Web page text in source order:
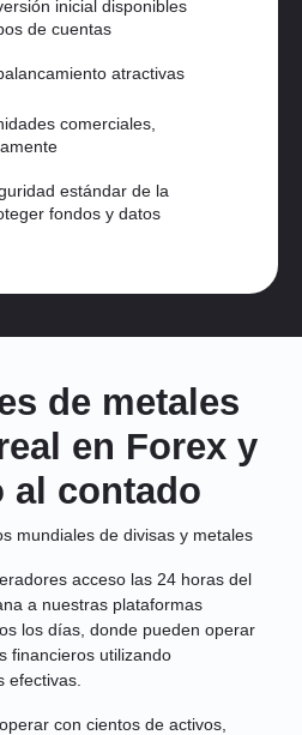
inicial disponibles
de cuentas
atractivas
comerciales,
estándar de la
fondos y datos
de metales
en Forex y
al contado
mundiales de divisas y metales
acceso las 24 horas del
a nuestras plataformas
los días, donde pueden operar
financieros utilizando
efectivas.
con cientos de activos,